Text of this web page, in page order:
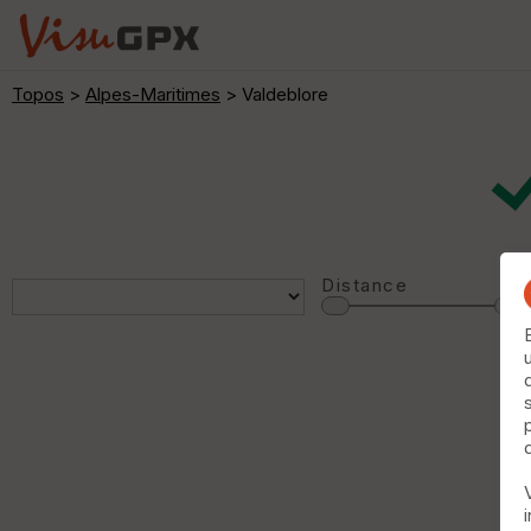
Topos > Alpes-Maritimes > Valdeblore
Distance